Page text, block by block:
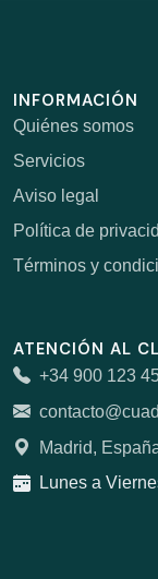
INFORMACIÓN
Quiénes somos
Servicios
Aviso legal
Política de
Términos y
ATENCIÓN AL
+34 900 123
Madrid,
Lunes a